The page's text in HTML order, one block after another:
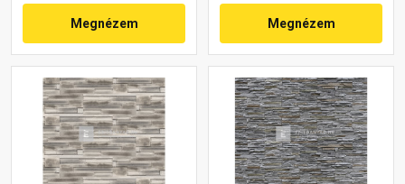
Megnézem Megnézem